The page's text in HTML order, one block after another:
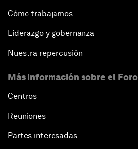
Cómo trabajamos
Liderazgo y gobernanza
Nuestra repercusión
Más información sobre el Foro
Centros
Reuniones
Partes interesadas